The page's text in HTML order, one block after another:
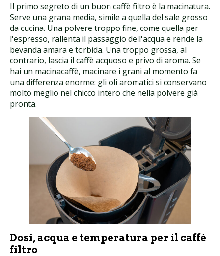
Il primo segreto di un buon caffè filtro è la macinatura.
Serve una grana media, simile a quella del sale grosso
da cucina. Una polvere troppo fine, come quella per
l'espresso, rallenta il passaggio dell'acqua e rende la
bevanda amara e torbida. Una troppo grossa, al
contrario, lascia il caffè acquoso e privo di aroma. Se
hai un macinacaffè, macinare i grani al momento fa
una differenza enorme: gli oli aromatici si conservano
molto meglio nel chicco intero che nella polvere già
pronta.
Dosi, acqua e temperatura per il caffè
filtro